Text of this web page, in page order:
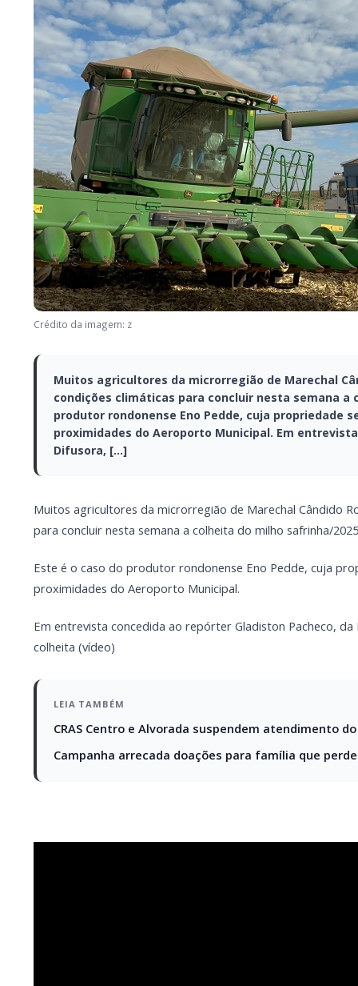
Crédito da imagem: z
Muitos agricultores da microrregião de Marechal
condições climáticas para concluir nesta semana a
produtor rondonense Eno Pedde, cuja propriedade
proximidades do Aeroporto Municipal. Em
Difusora, […]
Muitos agricultores da microrregião de Marechal Cândido
para concluir nesta semana a colheita do milho safrinha/
Este é o caso do produtor rondonense Eno Pedde, cuja
proximidades do Aeroporto Municipal.
Em entrevista concedida ao repórter Gladiston Pacheco,
colheita (vídeo)
LEIA TAMBÉM
CRAS Centro e Alvorada suspendem atendimento
Campanha arrecada doações para família que